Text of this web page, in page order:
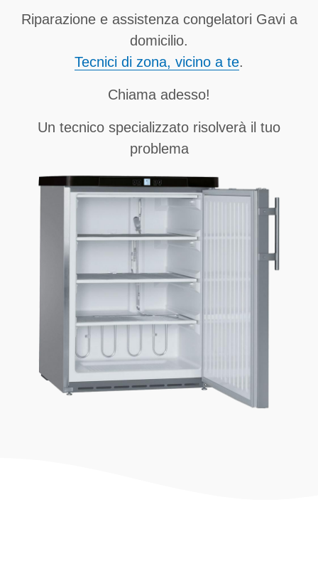
Riparazione e assistenza congelatori Gavi a
domicilio.
Tecnici di zona, vicino a te.
Chiama adesso!
Un tecnico specializzato risolverà il tuo
problema